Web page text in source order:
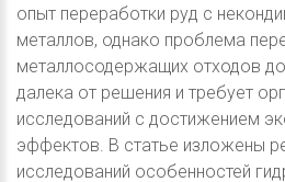
опыт переработки руд с
металлов, однако проблема
металлосодержащих отходов
далека от решения и требует
исследований с достижением
эффектов. В статье изложены
исследований особенностей